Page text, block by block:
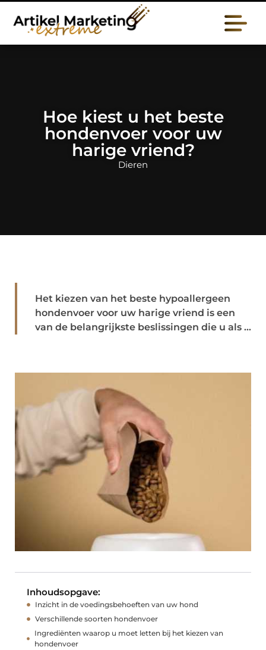
Hoe kiest u het beste
hondenvoer voor uw
harige vriend?
Dieren
Het kiezen van het beste hypoallergeen
hondenvoer voor uw harige vriend is een
van de belangrijkste beslissingen die u als ...
Inhoudsopgave:
Inzicht in de voedingsbehoeften van uw hond
Verschillende soorten hondenvoer
Ingrediënten waarop u moet letten bij het kiezen van
hondenvoer